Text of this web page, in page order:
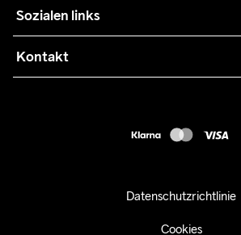
Zusammenarbeit
Press
Retouren
Kundendienst
Sozialen links
Kontakt
Datenschutzrichtlinie
Cookies